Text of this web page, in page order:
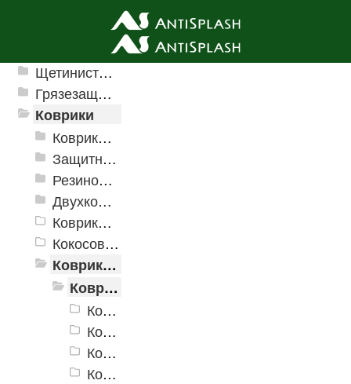
Ячеистые грязезащитные покрытия
Щетинистые покрытия
Грязезащитные, влаговпитывающие покрытия
Коврики
Коврики влаговпитывающие
Защитные коврики и лотки
Резиновые коврики
Двухкомпонентные коврики
Коврики на пенорезине
Кокосовые коврики
Коврики для ванн
Коврики для ванн «V-Line»
Коврики для ванн «V-Line» OV3
Коврики для ванн «V-Line» OV5
Коврики для ванн «V-Line» 6153
Коврики для ванн «V-Line» 6153VT